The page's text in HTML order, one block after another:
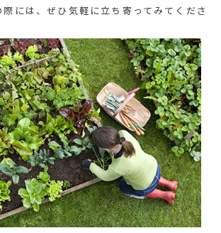
には、ぜひ気軽に立ち寄ってみてくださ